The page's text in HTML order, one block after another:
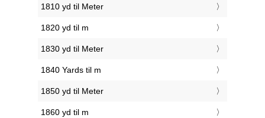
1810 yd til Meter
1820 yd til m
1830 yd til Meter
1840 Yards til m
1850 yd til Meter
1860 yd til m